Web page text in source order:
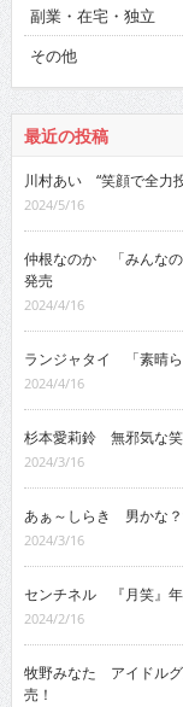
副業・在宅・独立
その他
最近の投稿
川村あい “笑顔で全力
2024/5/16
仲根なのか 「みんなの
発売
2024/4/16
ランジャタイ 「素晴ら
2024/4/16
杉本愛莉鈴 無邪気な笑
2024/3/16
あぁ～しらき 男かな？
2024/3/16
センチネル 『月笑』年
2024/2/16
牧野みなた アイドル
売！